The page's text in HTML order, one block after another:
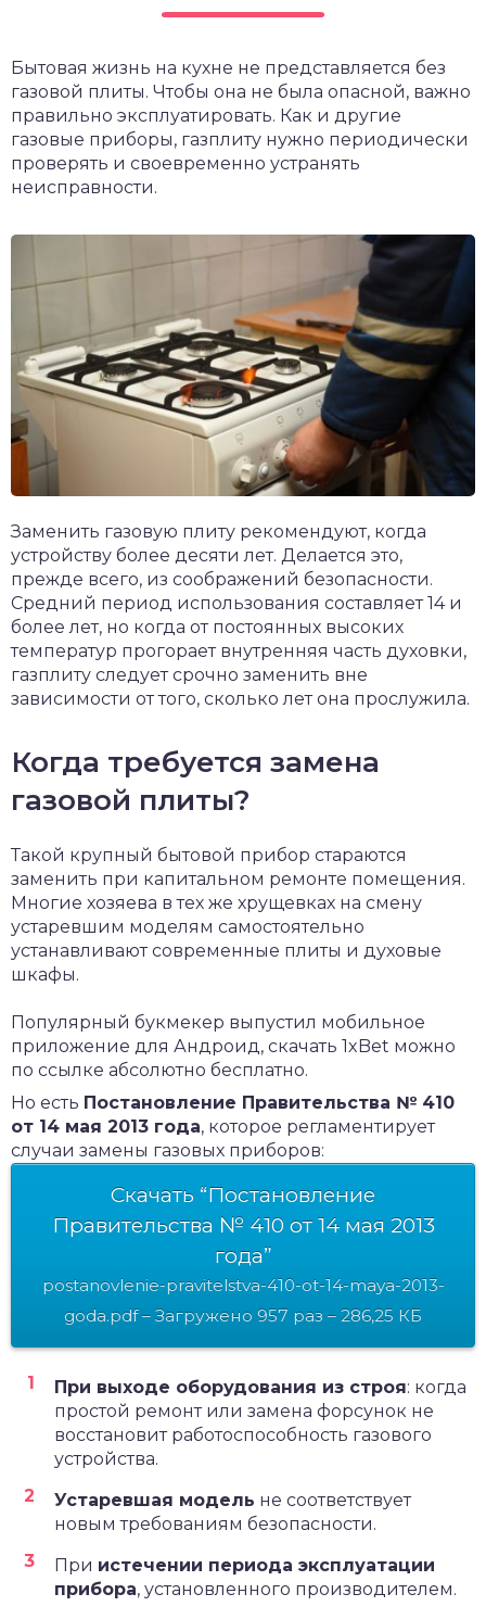
Бытовая жизнь на кухне не представляется без
газовой плиты. Чтобы она не была опасной, важно
правильно эксплуатировать. Как и другие
газовые приборы, газплиту нужно периодически
проверять и своевременно устранять
неисправности.
Заменить газовую плиту рекомендуют, когда
устройству более десяти лет. Делается это,
прежде всего, из соображений безопасности.
Средний период использования составляет 14 и
более лет, но когда от постоянных высоких
температур прогорает внутренняя часть духовки,
газплиту следует срочно заменить вне
зависимости от того, сколько лет она прослужила.
Когда требуется замена
газовой плиты?
Такой крупный бытовой прибор стараются
заменить при капитальном ремонте помещения.
Многие хозяева в тех же хрущевках на смену
устаревшим моделям самостоятельно
устанавливают современные плиты и духовые
шкафы.
Популярный букмекер выпустил мобильное
приложение для Андроид, скачать 1xBet можно
по ссылке абсолютно бесплатно.
Но есть Постановление Правительства № 410
от 14 мая 2013 года, которое регламентирует
случаи замены газовых приборов:
Скачать “Постановление
Правительства № 410 от 14 мая 2013
года”
postanovlenie-pravitelstva-410-ot-14-maya-2013-
goda.pdf – Загружено 957 раз – 286,25 КБ
При выходе оборудования из строя: когда
простой ремонт или замена форсунок не
восстановит работоспособность газового
устройства.
Устаревшая модель не соответствует
новым требованиям безопасности.
При истечении периода эксплуатации
прибора, установленного производителем.
крыши и кровли
и уход